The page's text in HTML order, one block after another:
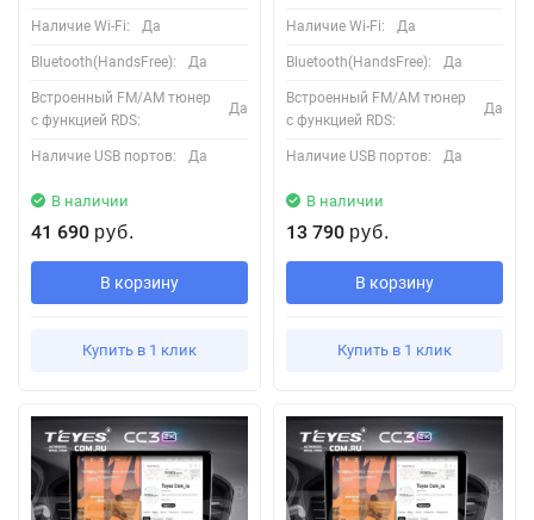
Наличие Wi-Fi: Да
Bluetooth(HandsFree): Да
Встроенный FM/AM тюнер
с функцией RDS:
Да
Наличие USB портов: Да
В наличии
41 690 руб.
В корзину
Купить в 1 клик
Наличие Wi-Fi: Да
Bluetooth(HandsFree): Да
Встроенный FM/AM тюнер
с функцией RDS:
Да
Наличие USB портов: Да
В наличии
13 790 руб.
В корзину
Купить в 1 клик